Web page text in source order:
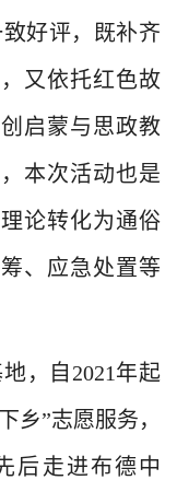
好评，既补齐
又依托红色故
启蒙与思政教
本次活动也是
论转化为通俗
、应急处置等
，自2021年起
乡”志愿服务，
后走进布德中